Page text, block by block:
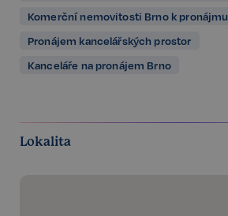
Komerční nemovitosti Brno k pronájmu
Pronájem kancelářských prostor
Kanceláře na pronájem Brno
Lokalita